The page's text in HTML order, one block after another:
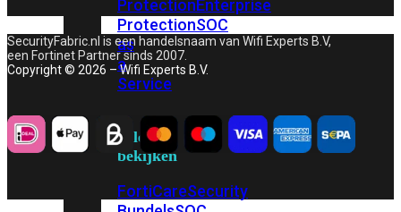
ProtectionEnterprise
ProtectionSOC
as
a
Service
Alles
bekijken
FortiCareSecurity
SecurityFabric.nl is een handelsnaam van Wifi Experts B.V,
een Fortinet Partner sinds 2007.
Copyright © 2026 – Wifi Experts B.V.